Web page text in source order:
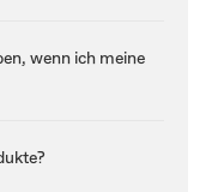
wenn ich meine